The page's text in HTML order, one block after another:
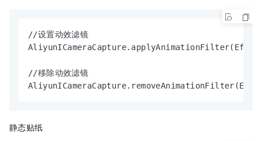
//设置动效滤镜
//移除动效滤镜
静态贴纸